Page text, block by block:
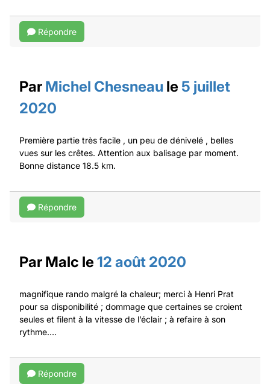
Répondre
Par Michel Chesneau le 5 juillet
2020
Première partie très facile , un peu de dénivelé , belles
vues sur les crêtes. Attention aux balisage par moment.
Bonne distance 18.5 km.
Répondre
Par Malc le 12 août 2020
magnifique rando malgré la chaleur; merci à Henri Prat
pour sa disponibilité ; dommage que certaines se croient
seules et filent à la vitesse de l’éclair ; à refaire à son
rythme….
Répondre